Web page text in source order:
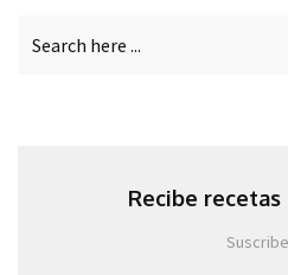
Recibe